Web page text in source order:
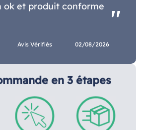
en 3 étapes
ok et produit conforme
Avis Vérifiés 02/08/2026